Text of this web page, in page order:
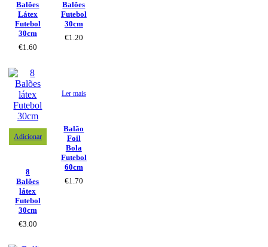
Balões
Látex
Futebol
30cm
€1.60
Balões
Futebol
30cm
€1.20
Adicionar
8
Balões
látex
Futebol
30cm
€3.00
Ler mais
Balão
Foil
Bola
Futebol
60cm
€1.70